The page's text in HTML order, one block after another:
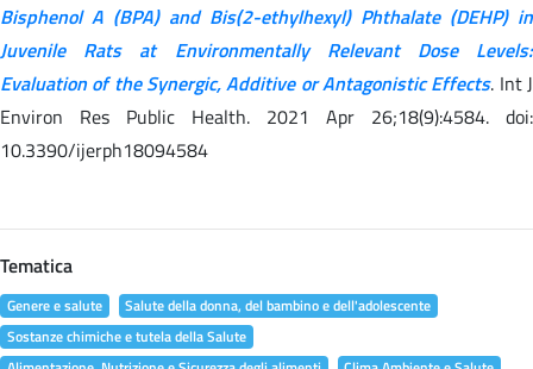
Bisphenol A (BPA) and Bis(2-ethylhexyl) Phthalate (DEHP) in
Juvenile Rats at Environmentally Relevant Dose Levels:
Evaluation of the Synergic, Additive or Antagonistic Effects. Int J
Environ Res Public Health. 2021 Apr 26;18(9):4584. doi:
10.3390/ijerph18094584
Tematica
Genere e salute
Salute della donna, del bambino e dell'adolescente
Sostanze chimiche e tutela della Salute